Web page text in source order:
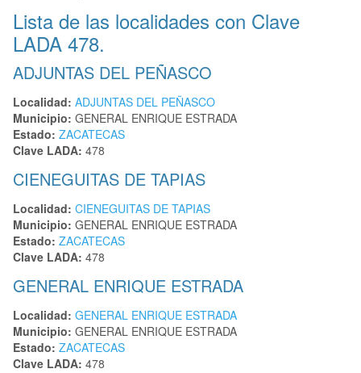
Lista de las localidades con Clave
LADA 478.
ADJUNTAS DEL PEÑASCO
Localidad: ADJUNTAS DEL PEÑASCO
Municipio: GENERAL ENRIQUE ESTRADA
Estado: ZACATECAS
Clave LADA: 478
CIENEGUITAS DE TAPIAS
Localidad: CIENEGUITAS DE TAPIAS
Municipio: GENERAL ENRIQUE ESTRADA
Estado: ZACATECAS
Clave LADA: 478
GENERAL ENRIQUE ESTRADA
Localidad: GENERAL ENRIQUE ESTRADA
Municipio: GENERAL ENRIQUE ESTRADA
Estado: ZACATECAS
Clave LADA: 478